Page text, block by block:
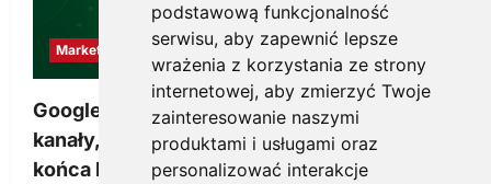
podstawową funkcjonalność
serwisu, aby zapewnić lepsze
wrażenia z korzystania ze strony
internetowej, aby zmierzyć Twoje
zainteresowanie naszymi
produktami i usługami oraz
personalizować interakcje
Marketing
Google Ads, SEO i analityka – jak połączyć
kanały, żeby reklama pracowała dłużej niż do
końca budżetu